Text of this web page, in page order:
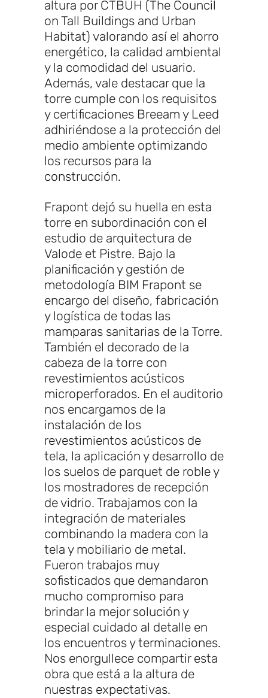
altura por CTBUH (The Council
on Tall Buildings and Urban
Habitat) valorando así el ahorro
energético, la calidad ambiental
y la comodidad del usuario.
Además, vale destacar que la
torre cumple con los requisitos
y certificaciones Breeam y Leed
adhiriéndose a la protección del
medio ambiente optimizando
los recursos para la
construcción.
Frapont dejó su huella en esta
torre en subordinación con el
estudio de arquitectura de
Valode et Pistre. Bajo la
planificación y gestión de
metodología BIM Frapont se
encargo del diseño, fabricación
y logística de todas las
mamparas sanitarias de la Torre.
También el decorado de la
cabeza de la torre con
revestimientos acústicos
microperforados. En el auditorio
nos encargamos de la
instalación de los
revestimientos acústicos de
tela, la aplicación y desarrollo de
los suelos de parquet de roble y
los mostradores de recepción
de vidrio. Trabajamos con la
integración de materiales
combinando la madera con la
tela y mobiliario de metal.
Fueron trabajos muy
sofisticados que demandaron
mucho compromiso para
brindar la mejor solución y
especial cuidado al detalle en
los encuentros y terminaciones.
Nos enorgullece compartir esta
obra que está a la altura de
nuestras expectativas.